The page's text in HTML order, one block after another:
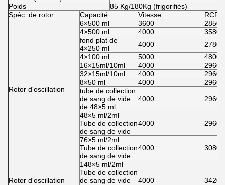
Poids
85 Kg/180Kg (frigorifiés)
Spéc. de rotor :
Capacité Vitesse RCF
Rotor d'oscillation
6×500 ml 3600
2850
4×500 ml
4000
3580
fond plat de
4×250 ml
4000
2780
4×100 ml
5000
4800
16×15ml/10ml
4000
2960
32×15ml/10ml
4000
2960
8×50 ml
4000
2960
tube de collection
de sang de vide
de 48×5 ml
4000 2960
48×5 ml/2ml
Tube de collection
de sang de vide
4000 2960
76×5 ml/2ml
Tube de collection
de sang de vide
4000 3080
Rotor d'oscillation
148×5 ml/2ml
Tube de collection
de sang de vide
4000 3420